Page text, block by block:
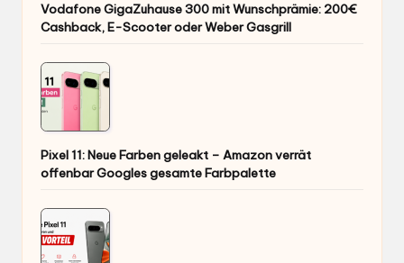
Vodafone GigaZuhause 300 mit Wunschprämie: 200€
Cashback, E-Scooter oder Weber Gasgrill
Pixel 11: Neue Farben geleakt – Amazon verrät
offenbar Googles gesamte Farbpalette